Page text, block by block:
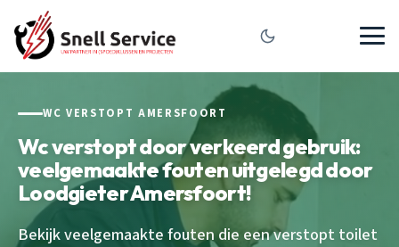
WC VERSTOPT AMERSFOORT
Wc verstopt door verkeerd gebruik:
veelgemaakte fouten uitgelegd door
Loodgieter Amersfoort!
Bekijk veelgemaakte fouten die een verstopt toilet